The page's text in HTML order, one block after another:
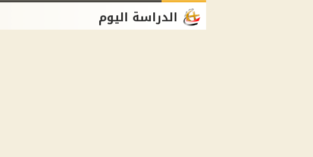
الدراسة اليوم